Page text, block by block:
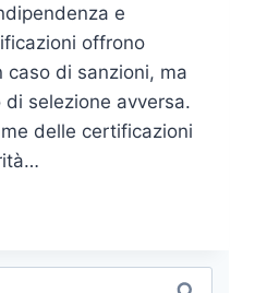
e
offrono
caso di sanzioni, ma
selezione avversa.
delle certificazioni